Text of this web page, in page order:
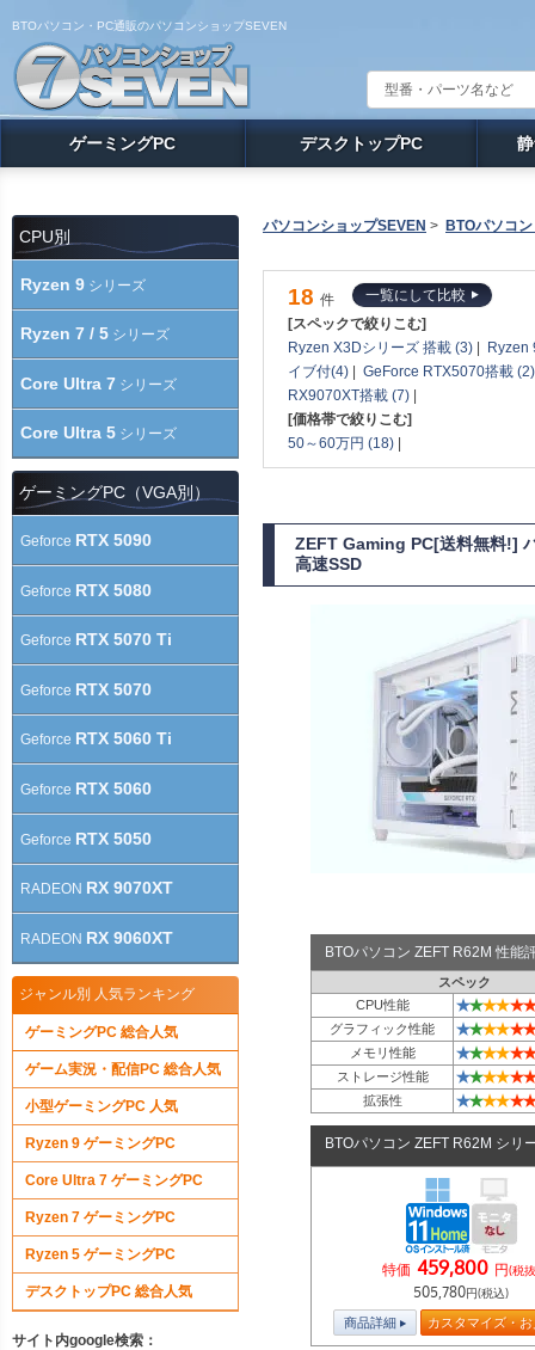
BTOパソコン・PC通販のパソコンショップSEVEN
ゲーミングPC デスクトップPC
パソコンショップSEVEN > BTOパソコ
18 件
一覧にして比較
[スペックで絞りこむ]
Ryzen X3Dシリーズ 搭載 (3) | Ryzen
イブ付(4) | GeForce RTX5070搭載 (2)
RX9070XT搭載 (7) |
[価格帯で絞りこむ]
50～60万円 (18) |
ZEFT Gaming PC[送料無料!]
高速SSD
BTOパソコン ZEFT R62M 性能
スペック
CPU性能
★★★★★★
グラフィック性能 ★★★★★★
メモリ性能 ★★★★★★
ストレージ性能 ★★★★★★
拡張性 ★★★★★★
BTOパソコン ZEFT R62M シリ
特価 459,800 円(税
505,780円(税込)
商品詳細 カスタマイズ・
CPU別
Ryzen 9 シリーズ
Ryzen 7 / 5 シリーズ
Core Ultra 7 シリーズ
Core Ultra 5 シリーズ
ゲーミングPC（VGA別）
Geforce RTX 5090
Geforce RTX 5080
Geforce RTX 5070 Ti
Geforce RTX 5070
Geforce RTX 5060 Ti
Geforce RTX 5060
Geforce RTX 5050
RADEON RX 9070XT
RADEON RX 9060XT
ジャンル別 人気ランキング
ゲーミングPC 総合人気
ゲーム実況・配信PC 総合人気
小型ゲーミングPC 人気
Ryzen 9 ゲーミングPC
Core Ultra 7 ゲーミングPC
Ryzen 7 ゲーミングPC
Ryzen 5 ゲーミングPC
デスクトップPC 総合人気
サイト内google検索：